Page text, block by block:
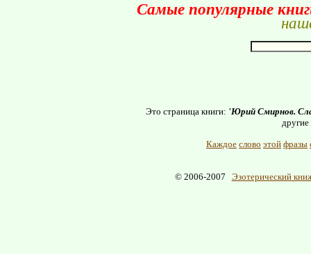
Самые популярные
Это страница книги: 'Юрий Смирнов.
Каждое слово этой фразы
© 2006-2007 Эзотерический